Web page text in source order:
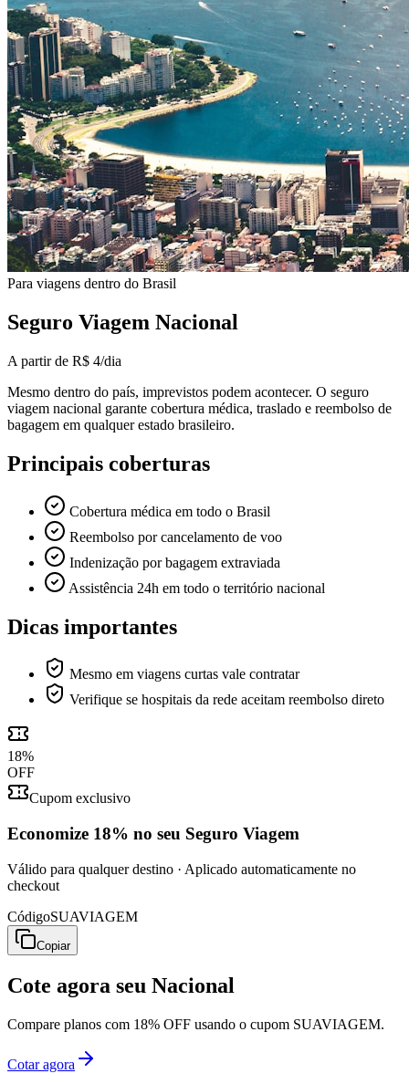
Para viagens dentro do Brasil
Seguro Viagem Nacional
A partir de R$ 4/dia
Mesmo dentro do país, imprevistos podem acontecer. O seguro
viagem nacional garante cobertura médica, traslado e reembolso de
bagagem em qualquer estado brasileiro.
Principais coberturas
Cobertura médica em todo o Brasil
Reembolso por cancelamento de voo
Indenização por bagagem extraviada
Assistência 24h em todo o território nacional
Dicas importantes
Mesmo em viagens curtas vale contratar
Verifique se hospitais da rede aceitam reembolso direto
18%
OFF
Cupom exclusivo
Economize 18% no seu Seguro Viagem
Válido para qualquer destino · Aplicado automaticamente no
checkout
CódigoSUAVIAGEM
Copiar
Cote agora seu Nacional
Compare planos com 18% OFF usando o cupom SUAVIAGEM.
Cotar agora